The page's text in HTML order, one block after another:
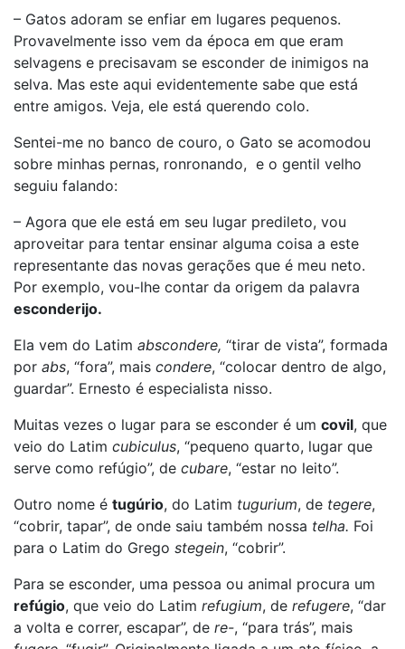
– Gatos adoram se enfiar em lugares pequenos.
Provavelmente isso vem da época em que eram
selvagens e precisavam se esconder de inimigos na
selva. Mas este aqui evidentemente sabe que está
entre amigos. Veja, ele está querendo colo.
Sentei-me no banco de couro, o Gato se acomodou
sobre minhas pernas, ronronando, e o gentil velho
seguiu falando:
– Agora que ele está em seu lugar predileto, vou
aproveitar para tentar ensinar alguma coisa a este
representante das novas gerações que é meu neto.
Por exemplo, vou-lhe contar da origem da palavra
esconderijo.
Ela vem do Latim abscondere, “tirar de vista”, formada
por abs, “fora”, mais condere, “colocar dentro de algo,
guardar”. Ernesto é especialista nisso.
Muitas vezes o lugar para se esconder é um covil, que
veio do Latim cubiculus, “pequeno quarto, lugar que
serve como refúgio”, de cubare, “estar no leito”.
Outro nome é tugúrio, do Latim tugurium, de tegere,
“cobrir, tapar”, de onde saiu também nossa telha. Foi
para o Latim do Grego stegein, “cobrir”.
Para se esconder, uma pessoa ou animal procura um
refúgio, que veio do Latim refugium, de refugere, “dar
a volta e correr, escapar”, de re-, “para trás”, mais